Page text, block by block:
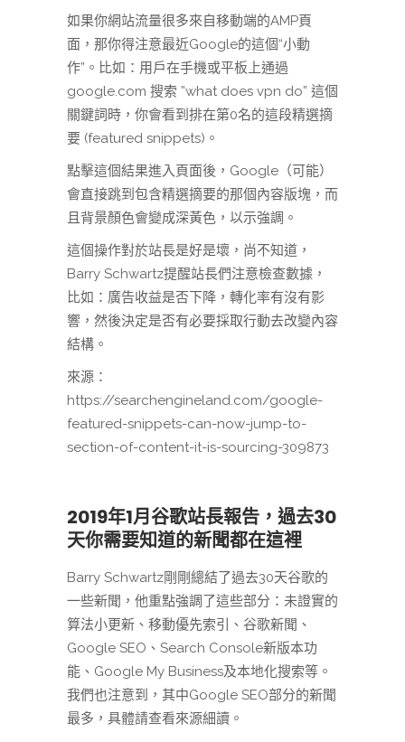
如果你網站流量很多來自移動端的AMP頁
面，那你得注意最近Google的這個“小動
作”。比如：用戶在手機或平板上通過
google.com 搜索 ”what does vpn do” 這個
關鍵詞時，你會看到排在第0名的這段精選摘
要 (featured snippets)。
點擊這個結果進入頁面後，Google（可能）
會直接跳到包含精選摘要的那個內容版塊，而
且背景顏色會變成深黃色，以示強調。
這個操作對於站長是好是壞，尚不知道，
Barry Schwartz提醒站長們注意檢查數據，
比如：廣告收益是否下降，轉化率有沒有影
響，然後決定是否有必要採取行動去改變內容
結構。
來源：
https://searchengineland.com/google-
featured-snippets-can-now-jump-to-
section-of-content-it-is-sourcing-309873
2019年1月谷歌站長報告，過去30
天你需要知道的新聞都在這裡
Barry Schwartz剛剛總結了過去30天谷歌的
一些新聞，他重點強調了這些部分：未證實的
算法小更新、移動優先索引、谷歌新聞、
Google SEO、Search Console新版本功
能、Google My Business及本地化搜索等。
我們也注意到，其中Google SEO部分的新聞
最多，具體請查看來源細讀。